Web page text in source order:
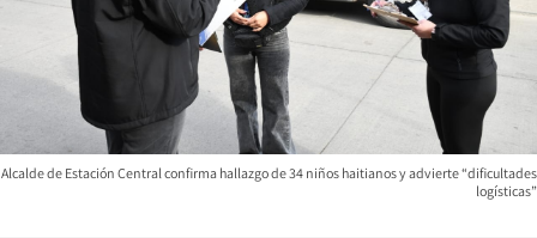
Alcalde de Estación Central confirma hallazgo de 34 niños haitianos y advierte “dificultades
logísticas”